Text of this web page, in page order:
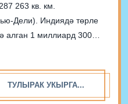
263 кв. км.
төрле
алган 1 миллиард 300
исә һинди...
ТУЛЫРАК УКЫРГА...